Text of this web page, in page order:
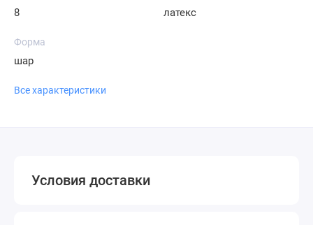
8 латекс
Форма
шар
Все характеристики
Условия доставки